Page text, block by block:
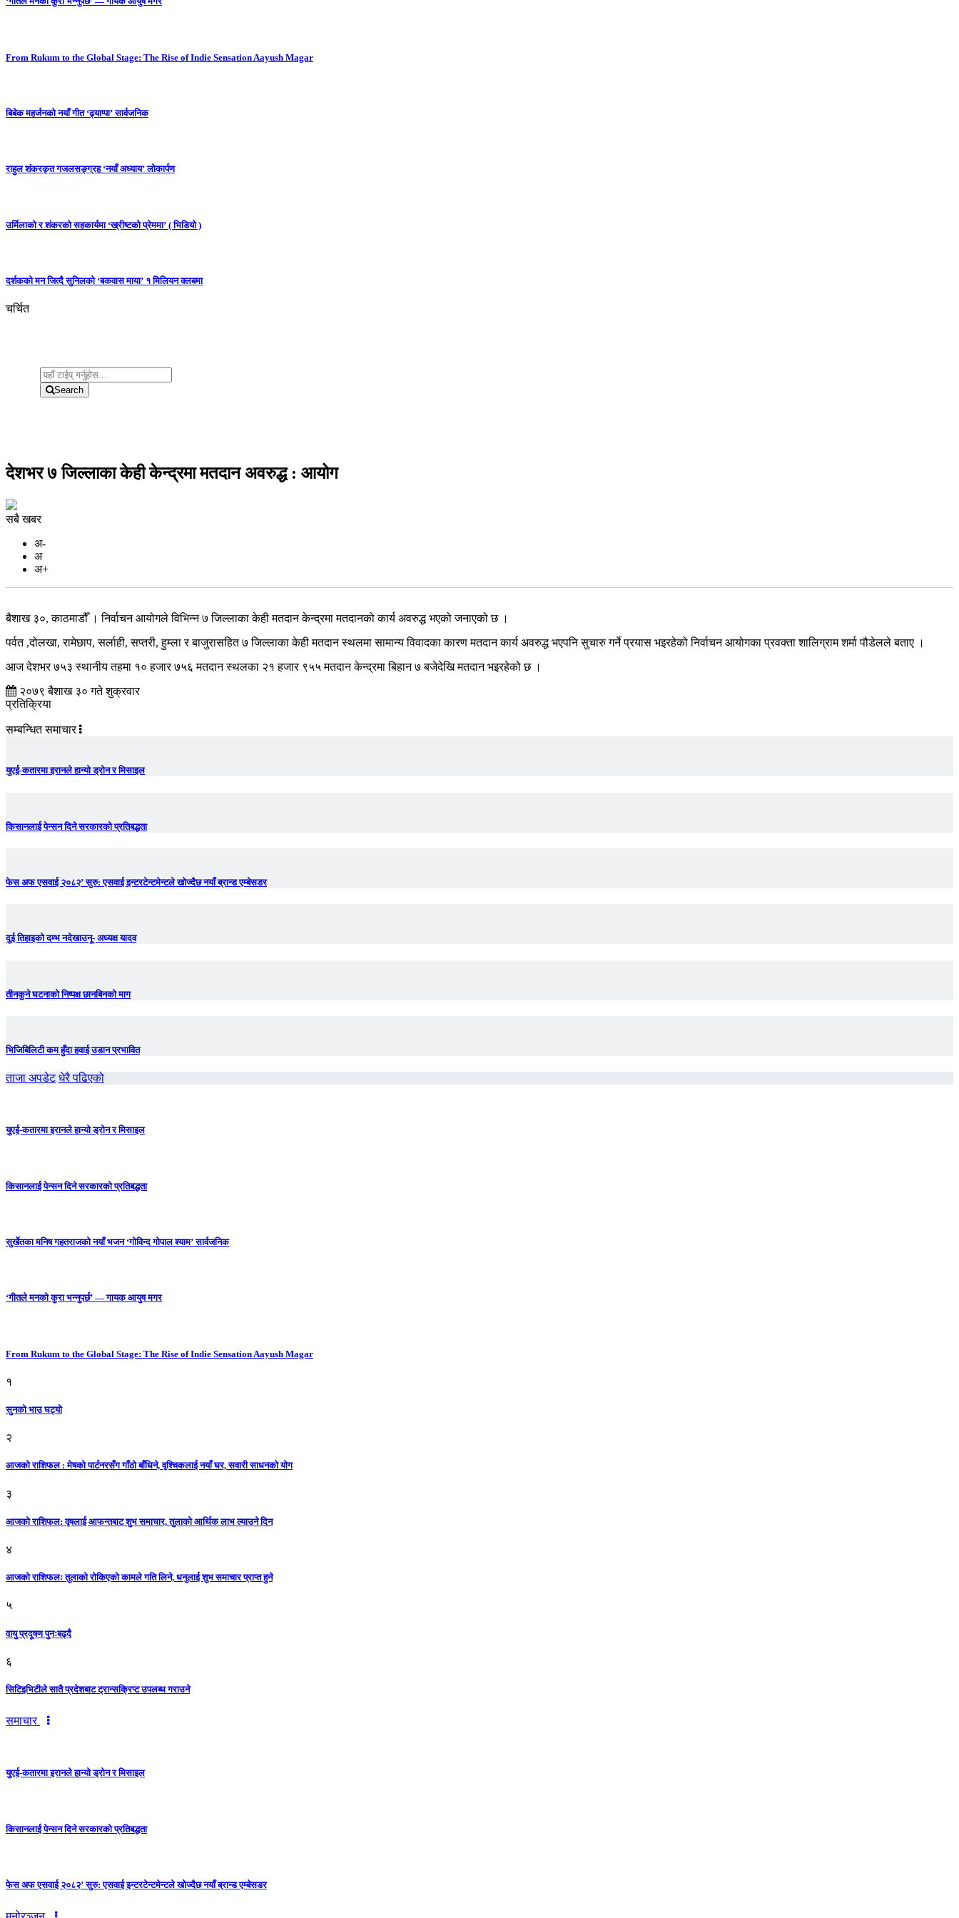
From Rukum to the Global Stage: The Rise of Indie Sensation Aayush Magar
बिबेक महर्जनको नयाँ गीत ‘ढ्याप्पा’ सार्वजनिक
राहुल शंकरकृत गजलसङ्ग्रह ‘नयाँ अध्याय’ लोकार्पण
उर्मिलाको र शंकरको सहकार्यमा ‘ख्रीष्टको प्रेममा’ ( भिडियो )
दर्शकको मन जित्दै सुनिलको ‘बकवास माया’ १ मिलियन क्लबमा
चर्चित
Search
देशभर ७ जिल्लाका केही केन्द्रमा मतदान अवरुद्ध : आयोग
सबै खबर
अ-
अ
अ+
बैशाख ३०, काठमाडौँ । निर्वाचन आयोगले विभिन्न ७ जिल्लाका केही मतदान केन्द्रमा मतदानको कार्य अवरुद्ध भएको जनाएको छ ।
पर्वत ,दोलखा, रामेछाप, सर्लाही, सप्तरी, हुम्ला र बाजुरासहित ७ जिल्लाका केही मतदान स्थलमा सामान्य विवादका कारण मतदान कार्य अवरुद्ध भएपनि सुचारु गर्ने प्रयास भइरहेको निर्वाचन आयोगका प्रवक्ता शालिग्राम शर्मा पौडेलले बताए ।
आज देशभर ७५३ स्थानीय तहमा १० हजार ७५६ मतदान स्थलका २१ हजार ९५५ मतदान केन्द्रमा बिहान ७ बजेदेखि मतदान भइरहेको छ ।
२०७९ बैशाख ३० गते शुक्रवार
प्रतिक्रिया
सम्बन्धित समाचार
युएई-कतारमा इरानले हान्यो ड्रोन र मिसाइल
किसानलाई पेन्सन दिने सरकारको प्रतिबद्धता
फेस अफ एसवाई २०८२’ सुरु: एसवाई इन्टरटेन्टमेन्टले खोज्दैछ नयाँ ब्रान्ड एम्बेसडर
दुई तिहाइको दम्भ नदेखाउनू- अध्यक्ष यादव
तीनकुने घटनाकाे निष्पक्ष छानबिनकाे माग
भिजिबिलिटी कम हुँदा हवाई उडान प्रभावित
ताजा अपडेट धेरै पढिएको
युएई-कतारमा इरानले हान्यो ड्रोन र मिसाइल
किसानलाई पेन्सन दिने सरकारको प्रतिबद्धता
सुर्खेतका मनिष गहतराजको नयाँ भजन ‘गोविन्द गोपाल श्याम’ सार्वजनिक
‘गीतले मनको कुरा भन्नुपर्छ’ — गायक आयुष मगर
From Rukum to the Global Stage: The Rise of Indie Sensation Aayush Magar
१
सुनको भाउ घट्याे
२
आजको राशिफल : मेषको पार्टनरसँग गाँठो बाँधिने, वृश्चिकलाई नयाँ घर, सवारी साधनकाे याेग
३
आजकाे राशिफल: वृषलाई आफन्तबाट शुभ समाचार, तुलाकाे आर्थिक लाभ ल्याउने दिन
४
आजको राशिफलः तुलाकाे रोकिएको कामले गति लिने, धनुलाई शुभ समाचार प्राप्त हुने
५
वायु प्रदूषण पुनःबढ्दै
६
सिटिइभिटीले सातै प्रदेशबाट ट्रान्सक्रिप्ट उपलब्ध गराउने
समाचार
युएई-कतारमा इरानले हान्यो ड्रोन र मिसाइल
किसानलाई पेन्सन दिने सरकारको प्रतिबद्धता
फेस अफ एसवाई २०८२’ सुरु: एसवाई इन्टरटेन्टमेन्टले खोज्दैछ नयाँ ब्रान्ड एम्बेसडर